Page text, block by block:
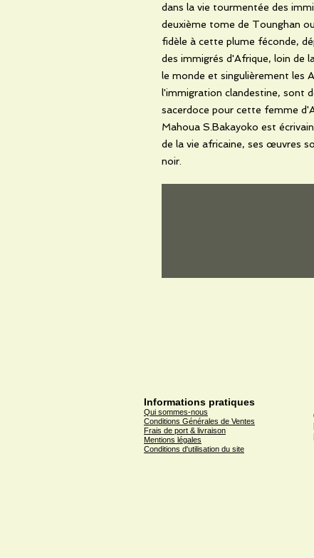
dans la vie tourmentée des
deuxième tome de Tounghan
fidèle à cette plume féconde,
des immigrés d'Afrique, loin de
le monde et singulièrement les
l'immigration clandestine, sont
sacerdoce pour cette femme
Mahoua S.Bakayoko est
de la vie africaine, ses œuvres
noir.
Informations pratiques
Qui sommes-nous
Conditions Générales de Ventes
Frais de port & livraison
Mentions légales
Conditions d'utilisation du site